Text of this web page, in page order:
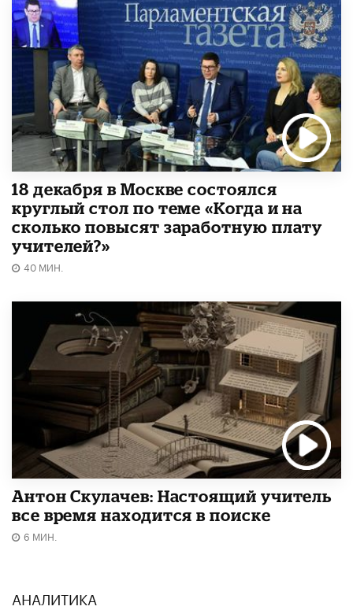
18 декабря в Москве состоялся
круглый стол по теме «Когда и на
сколько повысят заработную плату
учителей?»
40 МИН.
Антон Скулачев: Настоящий учитель
все время находится в поиске
6 МИН.
АНАЛИТИКА